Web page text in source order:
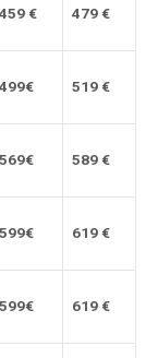
459 € 479 €
499€ 519 €
569€ 589 €
599€ 619 €
599€ 619 €